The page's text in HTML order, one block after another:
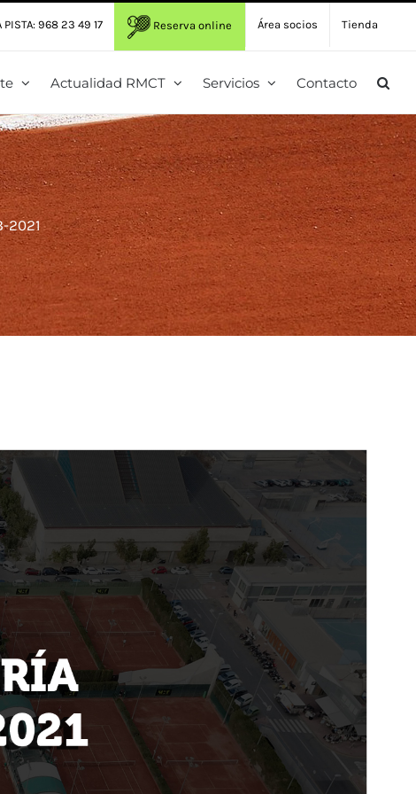
PISTA: 968 23 49 17 Reserva online Área socios Tienda
Actualidad RMCT Servicios Contacto
2021